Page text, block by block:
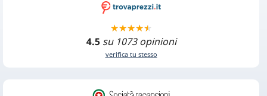
4.5 su 1073 opinioni
verifica tu stesso